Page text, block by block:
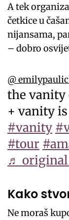
A tek
četkice u
nijansama,
– dobro
the vanity
+ vanity
#vanity
#tour
♬
Kako
Ne moraš